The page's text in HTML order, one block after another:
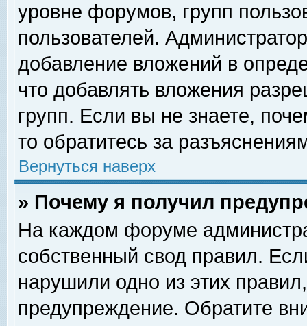
уровне форумов, групп
пользователей.
добавление вложений в
что добавлять вложения
групп. Если вы не знаете,
то обратитесь за
Вернуться наверх
» Почему я получил
На каждом форуме
собственный свод правил.
нарушили одно из этих
предупреждение. Обратите